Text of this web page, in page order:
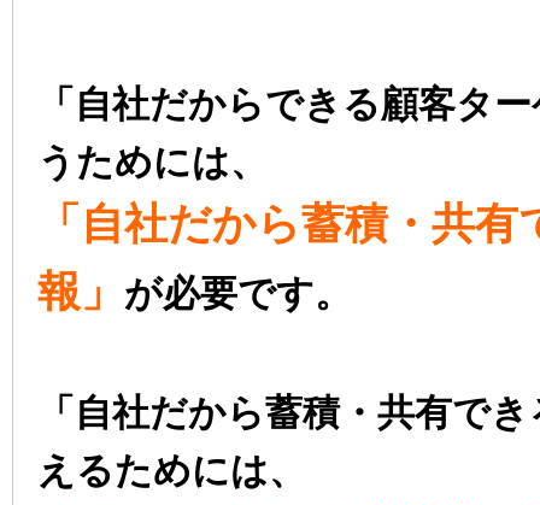
「自社だからできる顧客タ
うためには、
「自社だから蓄積・共
報」
が必要です。
「自社だから蓄積・共有で
えるためには、